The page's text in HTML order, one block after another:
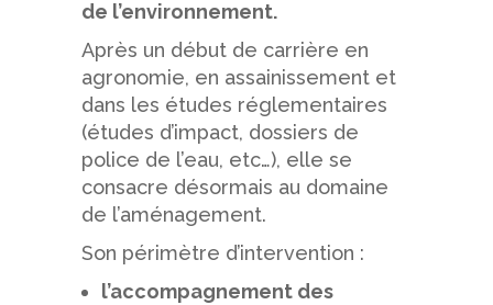
de l’environnement.
Après un début de carrière en
agronomie, en assainissement et
dans les études réglementaires
(études d’impact, dossiers de
police de l’eau, etc…), elle se
consacre désormais au domaine
de l’aménagement.
Son périmètre d’intervention :
l’accompagnement des